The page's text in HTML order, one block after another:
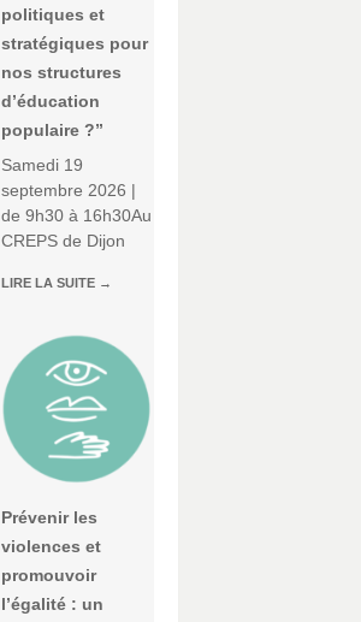
politiques et
stratégiques pour
nos structures
d’éducation
populaire ?”
Samedi 19
septembre 2026 |
de 9h30 à 16h30Au
CREPS de Dijon
LIRE LA SUITE →
Prévenir les
violences et
promouvoir
l’égalité : un